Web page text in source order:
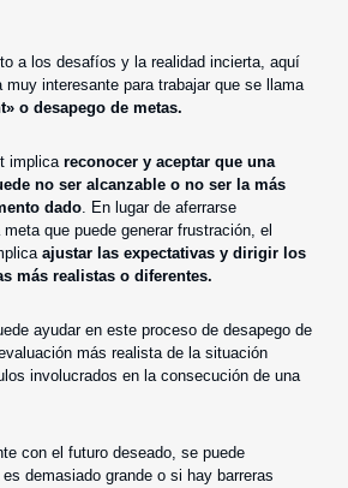
a los desafíos y la realidad incierta, aquí
muy interesante para trabajar que se llama
o desapego de metas.
implica reconocer y aceptar que una
no ser alcanzable o no ser la más
dado . En lugar de aferrarse
que puede generar frustración, el
ajustar las expectativas y dirigir los
más realistas o diferentes.
ayudar en este proceso de desapego de
más realista de la situación
involucrados en la consecución de una
con el futuro deseado, se puede
demasiado grande o si hay barreras